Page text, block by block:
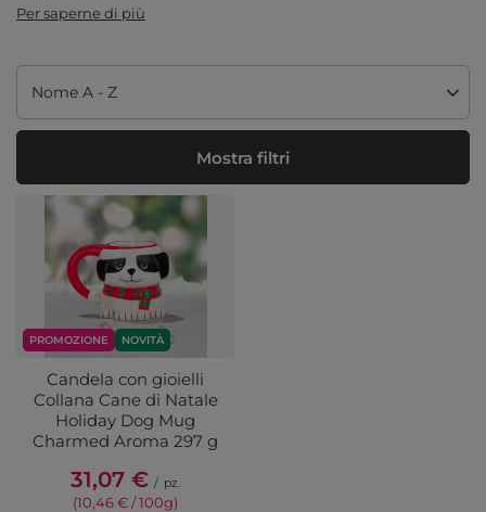
Per saperne di più
Modifica ordinamento
Nome A - Z
Mostra filtri
PROMOZIONE NOVITÀ
Candela con gioielli
Collana Cane di Natale
Holiday Dog Mug
Charmed Aroma 297 g
31,07 € / pz.
(10,46 € / 100g)